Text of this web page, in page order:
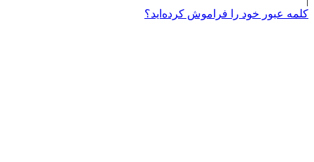
کلمه عبور خود را فراموش کرده‌اید؟